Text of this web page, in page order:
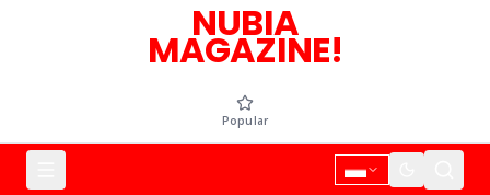
NUBIA
MAGAZINE!
Popular